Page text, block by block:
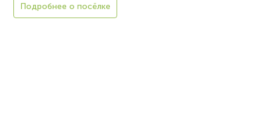
Подробнее о посёлке